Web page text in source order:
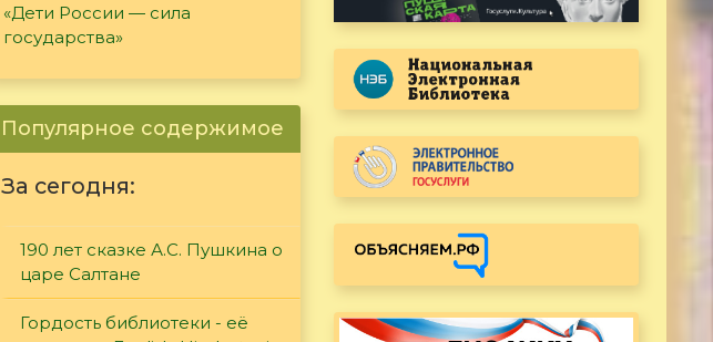
«Дети России — сила
государства»
Популярное содержимое
За сегодня:
190 лет сказке А.С. Пушкина о
царе Салтане
Гордость библиотеки - её